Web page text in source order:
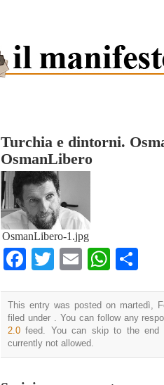
Turchia e dintorni.
OsmanLibero
OsmanLibero-1.jpg
Facebook
TwitterEmail
This entry was posted on martedì,
filed under . You can follow any
2.0 feed. You can skip to the end
currently not allowed.